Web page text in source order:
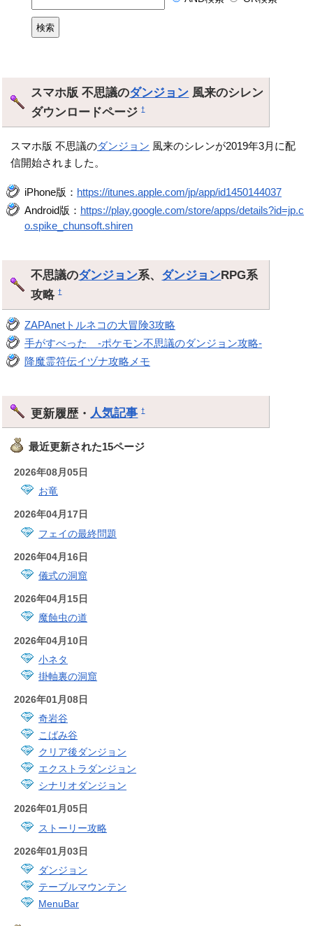
スマホ版 不思議のダンジョン 風来のシレン
ダウンロードページ†
スマホ版 不思議のダンジョン 風来のシレンが2019年3月に配
信開始されました。
iPhone版： https://itunes.apple.com/jp/app/id1450144037
Android版： https://play.google.com/store/apps/details?id=jp.c
o.spike_chunsoft.shiren
不思議のダンジョン系、 ダンジョンRPG系
攻略†
ZAPAnetトルネコの大冒険3攻略
手がすべった -ポケモン不思議のダンジョン攻略-
降魔霊符伝イヅナ攻略メモ
更新履歴・ 人気記事 †
最近更新された15ページ
2026年08月05日
お竜
2026年04月17日
フェイの最終問題
2026年04月16日
儀式の洞窟
2026年04月15日
魔蝕虫の道
2026年04月10日
小ネタ
掛軸裏の洞窟
2026年01月08日
奇岩谷
こばみ谷
クリア後ダンジョン
エクストラダンジョン
シナリオダンジョン
2026年01月05日
ストーリー攻略
2026年01月03日
ダンジョン
テーブルマウンテン
MenuBar